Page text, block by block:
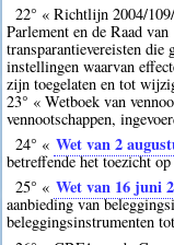
22° « Richtlijn 2004/
Parlement en de Raad
transparantievereisten die
instellingen waarvan
zijn toegelaten en tot
23° « Wetboek van
vennootschappen,
24° « Wet van 2
betreffende het toezicht
25° « Wet van 16 juni
aanbieding van
beleggingsinstrumenten